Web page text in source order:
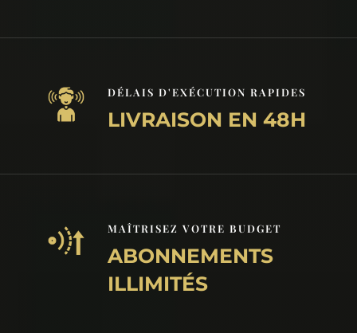
DÉLAIS D'EXÉCUTION RAPIDES
LIVRAISON EN 48H
MAÎTRISEZ VOTRE BUDGET
ABONNEMENTS
ILLIMITÉS